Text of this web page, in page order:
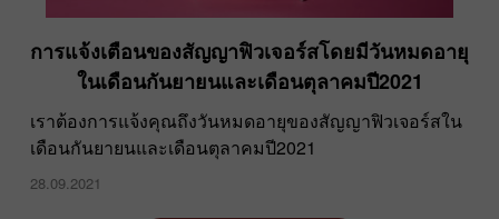
การแจ้งเตือนของสัญญาฟิวเจอร์สโดยมีวันหมดอายุ
ในเดือนกันยายนและเดือนตุลาคมปี2021
เราต้องการแจ้งคุณถึงวันหมดอายุของสัญญาฟิวเจอร์สใน
เดือนกันยายนและเดือนตุลาคมปี2021
28.09.2021